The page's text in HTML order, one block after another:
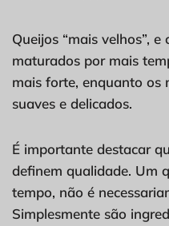
Queijos “mais velhos”,
maturados por mais
mais forte, enquanto os
suaves e delicados.
É importante destacar
definem qualidade. Um
tempo, não é
Simplesmente são